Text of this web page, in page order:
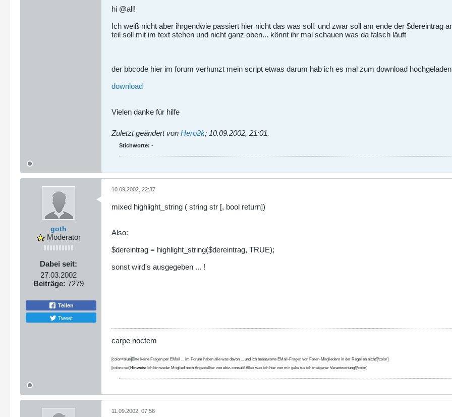
hi @all!
Ich weiß nicht aber ihrgendwie passiert hier nicht das was soll. und zwar soll am ende der $dereintrag
teil soll mit im text stehen und nicht ganz oben... könnt ihr mal schauen was da falsch läuft
der bbcode hier im forum verhunzt mein script etwas darum hab ich es mal zum download hochgeladen
download
Vielen danke für hilfe
Zuletzt geändert von Hero2k; 10.09.2002, 21:01.
Stichworte: -
goth
Moderator
Dabei seit:
27.03.2002
Beiträge: 7279
Teilen
Tweet
10.09.2002, 22:37
mixed highlight_string ( string str [, bool return])
Also:
$dereintrag = highlight_string($dereintrag, TRUE);
sonst wird's ausgegeben ... !
carpe noctem
[color=blue]Bitte keine Fragen per EMail ... im Forum haben alle was davon ... und ich beantworte EMail-Fragen von Foren-Mitgliedern in der Regel eh nicht![/color]
[color=red]Hinweis: Ich bin weder Mitglied noch Angestellter von ebiz-consult! Alles was ich hier von mir gebe tue ich in eigener Verantwortung![/color]
11.09.2002, 07:56